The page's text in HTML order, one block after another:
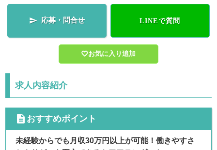
 応募・問合せ LINEで質問
お気に入り追加
求人内容紹介
cdescription おすすめポイント
未経験からでも月収30万円以上が可能！働きやすさ